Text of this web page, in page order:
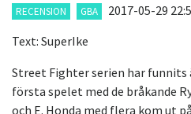
RECENSION GBA 2017-05-29
Text: SuperIke
Street Fighter serien har funnits
första spelet med de bråkande
och E. Honda med flera kom ut